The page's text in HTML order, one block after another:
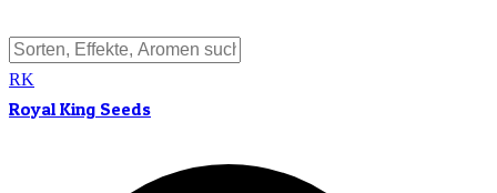
RK
Royal King Seeds